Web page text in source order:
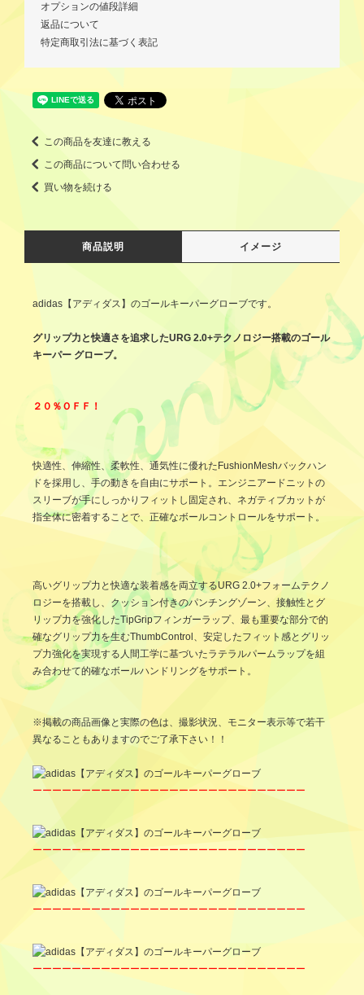
オプションの値段詳細
返品について
特定商取引法に基づく表記
この商品を友達に教える
この商品について問い合わせる
買い物を続ける
商品説明 イメージ
adidas【アディダス】のゴールキーパーグローブです。
グリップ力と快適さを追求したURG 2.0+テクノロジー搭載のゴール
キーパー グローブ。
２０％ＯＦＦ！
快適性、伸縮性、柔軟性、通気性に優れたFushionMeshバックハン
ドを採用し、手の動きを自由にサポート。エンジニアードニットの
スリーブが手にしっかりフィットし固定され、ネガティブカットが
指全体に密着することで、正確なボールコントロールをサポート。
高いグリップ力と快適な装着感を両立するURG 2.0+フォームテクノ
ロジーを搭載し、クッション付きのパンチングゾーン、接触性とグ
リップ力を強化したTipGripフィンガーラップ、最も重要な部分で的
確なグリップ力を生むThumbControl、安定したフィット感とグリッ
プ力強化を実現する人間工学に基づいたラテラルパームラップを組
み合わせて的確なボールハンドリングをサポート。
※掲載の商品画像と実際の色は、撮影状況、モニター表示等で若干
異なることもありますのでご了承下さい！！
ーーーーーーーーーーーーーーーーーーーーーーーーーーーー
ーーーーーーーーーーーーーーーーーーーーーーーーーーーー
ーーーーーーーーーーーーーーーーーーーーーーーーーーーー
ーーーーーーーーーーーーーーーーーーーーーーーーーーーー